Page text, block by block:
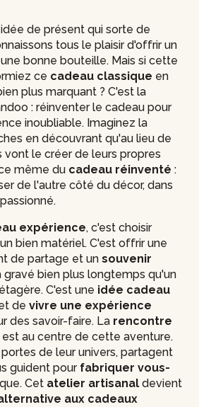
de présent qui sorte de
tous le plaisir d'offrir un
bonne bouteille. Mais si cette
ce cadeau classique en
plus marquant ? C'est la
: réinventer le cadeau pour
inoubliable. Imaginez la
en découvrant qu'au lieu de
vont le créer de leurs propres
même du cadeau réinventé :
de l'autre côté du décor, dans
expérience, c'est choisir
bien matériel. C'est offrir une
de partage et un souvenir
gravé bien plus longtemps qu'un
C'est une idée cadeau
de vivre une expérience
des savoir-faire. La rencontre
est au centre de cette aventure.
de leur univers, partagent
guident pour fabriquer vous-
Cet atelier artisanal devient
aux cadeaux